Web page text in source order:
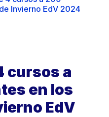
Invierno EdV 2024
cursos a
en los
EdV